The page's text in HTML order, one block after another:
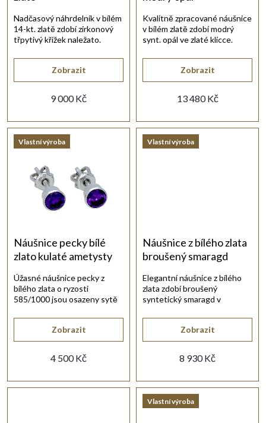
p
r
o
u
9 000 Kč
Zobrazit
Nadčasový náhrdelník v bílém
14-kt. zlatě zdobí zirkonový
třpytivý křížek naležato.
13 480 Kč
Zobrazit
Kvalitně zpracované náušnice
v bílém zlatě zdobí modrý
synt. opál ve zlaté klícce.
Vlastní výroba
Náušnice pecky bílé
zlato kulaté ametysty
4 500 Kč
Zobrazit
Úžasné náušnice pecky z
bílého zlata o ryzosti
585/1000 jsou osazeny sytě
obrubě.
Vlastní výroba
Náušnice z bílého zlata
broušený smaragd
8 930 Kč
Zobrazit
Elegantní náušnice z bílého
zlata zdobí broušený
syntetický smaragd v
Vlastní výroba